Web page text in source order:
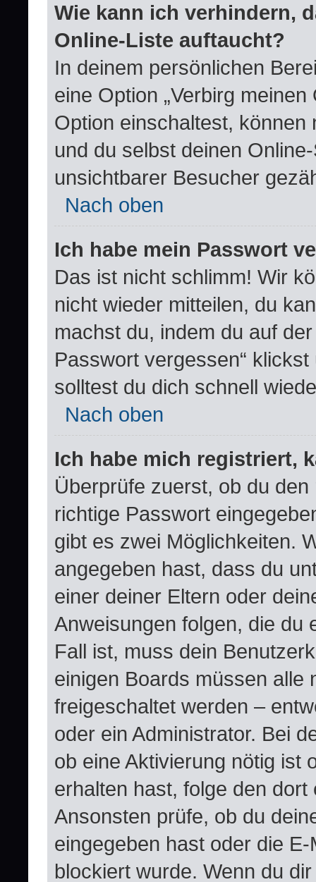
Wie kann ich verhindern,
Online-Liste auftaucht?
In deinem persönlichen
eine Option „Verbirg
Option einschaltest, können
und du selbst deinen
unsichtbarer Besucher
Nach oben
Ich habe mein Passwort
Das ist nicht schlimm! Wir
nicht wieder mitteilen, du
machst du, indem du auf
Passwort vergessen“
solltest du dich schnell
Nach oben
Ich habe mich registriert,
Überprüfe zuerst, ob du
richtige Passwort
gibt es zwei Möglichkeiten.
angegeben hast, dass du
einer deiner Eltern oder
Anweisungen folgen, die du
Fall ist, muss dein
einigen Boards müssen alle
freigeschaltet werden –
oder ein Administrator. Bei
ob eine Aktivierung nötig ist
erhalten hast, folge den
Ansonsten prüfe, ob du
eingegeben hast oder die
blockiert wurde. Wenn du